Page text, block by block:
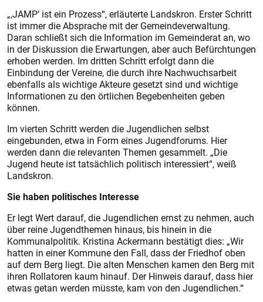
„,JAMP‘ ist ein Prozess“, erläuterte Landskron. Erster Schritt
ist immer die Absprache mit der Gemeindeverwaltung.
Daran schließt sich die Information im Gemeinderat an, wo
in der Diskussion die Erwartungen, aber auch Befürchtungen
erhoben werden. Im dritten Schritt erfolgt dann die
Einbindung der Vereine, die durch ihre Nachwuchsarbeit
ebenfalls als wichtige Akteure gesetzt sind und wichtige
Informationen zu den örtlichen Begebenheiten geben
können.
Im vierten Schritt werden die Jugendlichen selbst
eingebunden, etwa in Form eines Jugendforums. Hier
werden dann die relevanten Themen gesammelt. „Die
Jugend heute ist tatsächlich politisch interessiert“, weiß
Landskron.
Sie haben politisches Interesse
Er legt Wert darauf, die Jugendlichen ernst zu nehmen, auch
über reine Jugendthemen hinaus, bis hinein in die
Kommunalpolitik. Kristina Ackermann bestätigt dies: „Wir
hatten in einer Kommune den Fall, dass der Friedhof oben
auf dem Berg liegt. Die alten Menschen kamen den Berg mit
ihren Rollatoren kaum hinauf. Der Hinweis darauf, dass hier
etwas getan werden müsste, kam von den Jugendlichen.“